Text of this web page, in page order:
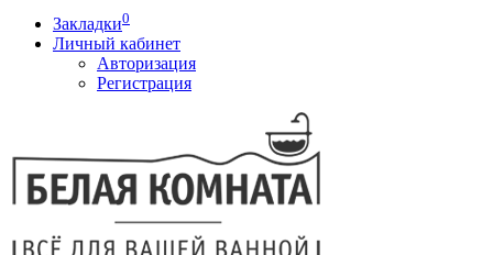
Закладки0
Личный кабинет
Авторизация
Регистрация